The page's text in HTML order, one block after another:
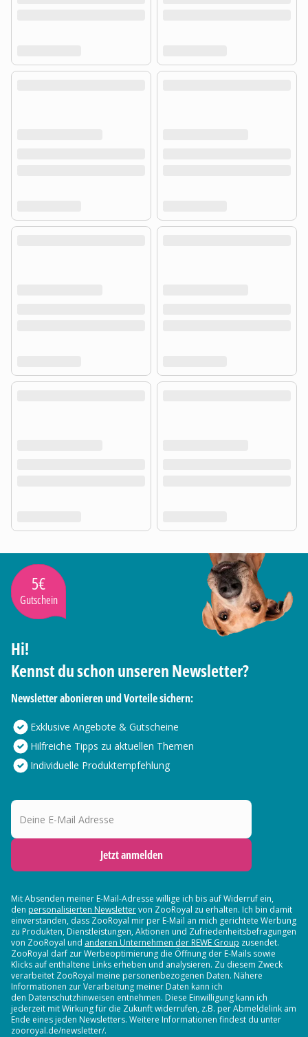
5€
Gutschein
Hi!
Kennst du schon unseren Newsletter?
Newsletter abonieren und Vorteile sichern:
Exklusive Angebote & Gutscheine
Hilfreiche Tipps zu aktuellen Themen
Individuelle Produktempfehlung
Deine E-Mail Adresse
Jetzt anmelden
Mit Absenden meiner E-Mail-Adresse willige ich bis auf Widerruf ein,
den personalisierten Newslettervon ZooRoyal zu erhalten. Ich bin damit
einverstanden, dass ZooRoyal mir per E-Mail an mich gerichtete Werbung
zu Produkten, Dienstleistungen, Aktionen und Zufriedenheitsbefragungen
von ZooRoyal und anderen Unternehmen der REWE Group zusendet.
ZooRoyal darf zur Werbeoptimierung die Öffnung der E-Mails sowie
Klicks auf enthaltene Links erheben und analysieren. Zu diesem Zweck
verarbeitet ZooRoyal meine personenbezogenen Daten. Nähere
Informationen zur Verarbeitung meiner Daten kann ich
den Datenschutzhinweisen entnehmen. Diese Einwilligung kann ich
jederzeit mit Wirkung für die Zukunft widerrufen, z.B. per Abmeldelink am
Ende eines jeden Newsletters. Weitere Informationen findest du unter
zooroyal.de/newsletter/.